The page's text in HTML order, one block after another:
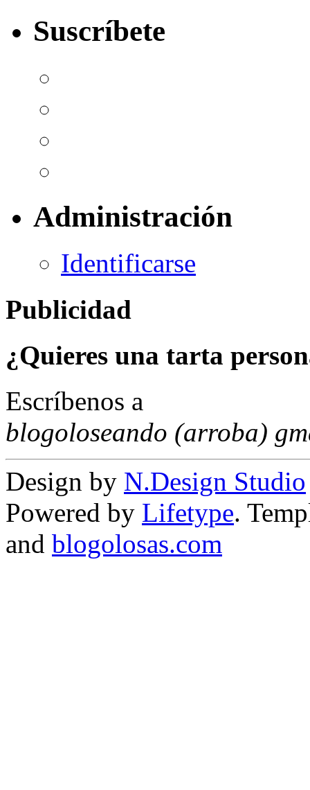
Suscríbete
Administración
Identificarse
Publicidad
¿Quieres una tarta
Escríbenos a
blogoloseando (arroba)
Design by N.Design Studio
Powered by Lifetype.
and blogolosas.com